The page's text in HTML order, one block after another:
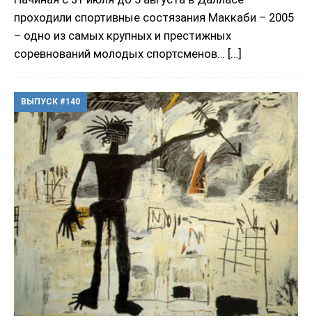
проходили спортивные состязания Маккаби – 2005
– одно из самых крупных и престижных
соревнований молодых спортсменов… […]
ВЫПУСК #140